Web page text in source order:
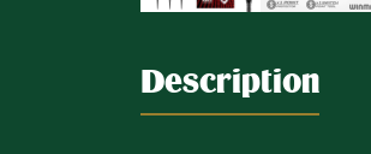
Description